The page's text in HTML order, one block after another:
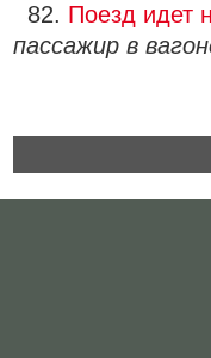
82. Поезд идет
пассажир в